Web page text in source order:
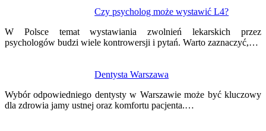
Czy psycholog może wystawić L4?
W Polsce temat wystawiania zwolnień lekarskich przez
psychologów budzi wiele kontrowersji i pytań. Warto zaznaczyć,…
Dentysta Warszawa
Wybór odpowiedniego dentysty w Warszawie może być kluczowy
dla zdrowia jamy ustnej oraz komfortu pacjenta.…